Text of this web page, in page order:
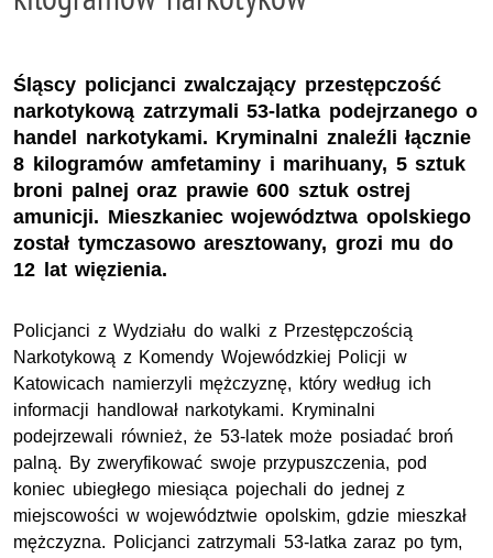
Śląscy policjanci zwalczający przestępczość
narkotykową zatrzymali 53-latka podejrzanego o
handel narkotykami. Kryminalni znaleźli łącznie
8 kilogramów amfetaminy i marihuany, 5 sztuk
broni palnej oraz prawie 600 sztuk ostrej
amunicji. Mieszkaniec województwa opolskiego
został tymczasowo aresztowany, grozi mu do
12 lat więzienia.
Policjanci z Wydziału do walki z Przestępczością
Narkotykową z Komendy Wojewódzkiej Policji w
Katowicach namierzyli mężczyznę, który według ich
informacji handlował narkotykami. Kryminalni
podejrzewali również, że 53-latek może posiadać broń
palną. By zweryfikować swoje przypuszczenia, pod
koniec ubiegłego miesiąca pojechali do jednej z
miejscowości w województwie opolskim, gdzie mieszkał
mężczyzna. Policjanci zatrzymali 53-latka zaraz po tym,